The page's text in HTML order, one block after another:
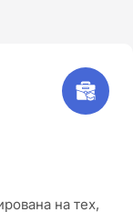
на тех,